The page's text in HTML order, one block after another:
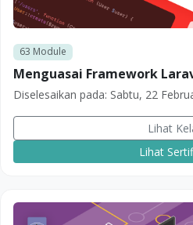
63 Module
Menguasai Framework
Diselesaikan pada: Sabtu, 22
Lihat
Lihat